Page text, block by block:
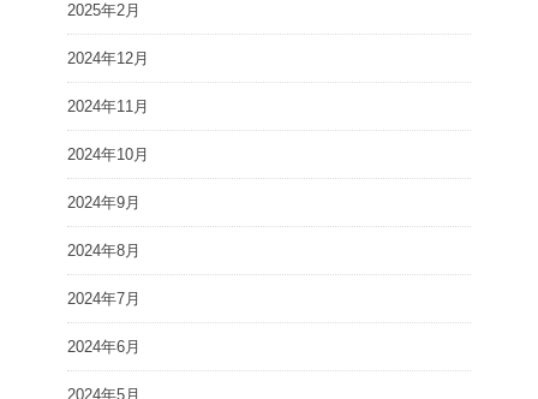
2025年2月
2024年12月
2024年11月
2024年10月
2024年9月
2024年8月
2024年7月
2024年6月
2024年5月